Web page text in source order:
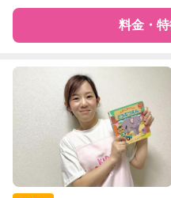
料金・
特徴 料金 レビュー
サポートの特徴
企業
保育士